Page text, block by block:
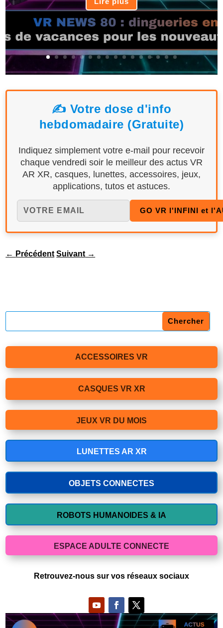
✍️ Votre dose d'info
hebdomadaire (Gratuite)
Indiquez simplement votre e-mail pour recevoir
chaque vendredi soir le meilleur des actus VR
AR XR, casques, lunettes, accessoires, jeux,
applications, tutos et astuces.
← Précédent Suivant →
ACCESSOIRES VR
CASQUES VR XR
JEUX VR DU MOIS
LUNETTES AR XR
OBJETS CONNECTES
ROBOTS HUMANOIDES & IA
ESPACE ADULTE CONNECTE
Retrouvez-nous sur vos réseaux sociaux